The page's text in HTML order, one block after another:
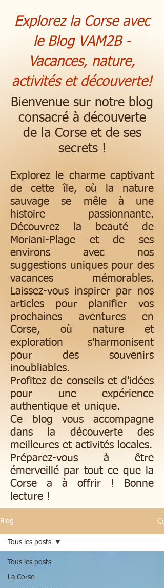
Explorez la Corse avec
le Blog VAM2B -
Vacances, nature,
activités et découverte!
Bienvenue sur notre blog
consacré à découverte
de la Corse et de ses
secrets !
Explorez le charme captivant
de cette île, où la nature
sauvage se mêle à une
histoire passionnante.
Découvrez la beauté de
Moriani-Plage et de ses
environs avec nos
suggestions uniques pour des
vacances mémorables.
Laissez-vous inspirer par nos
articles pour planifier vos
prochaines aventures en
Corse, où nature et
exploration s'harmonisent
pour des souvenirs
inoubliables.
Profitez de conseils et d'idées
pour une expérience
authentique et unique.
Ce blog vous accompagne
dans la découverte des
meilleures et activités locales.
Préparez-vous à être
émerveillé par tout ce que la
Corse a à offrir ! Bonne
lecture !
Blog
Tous les posts
La Corse
Tous les posts